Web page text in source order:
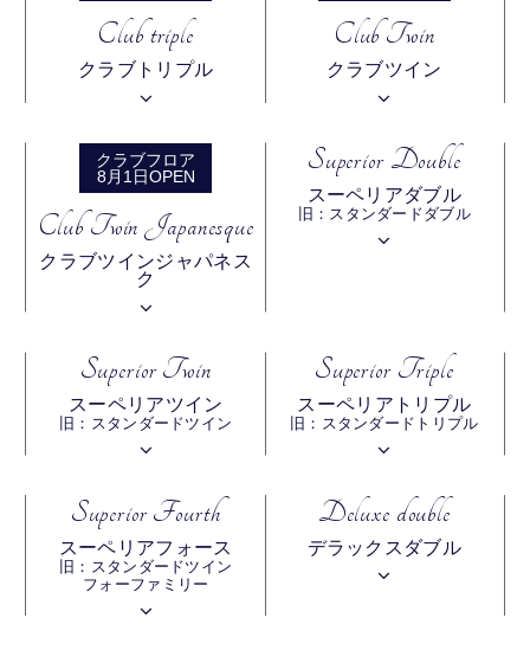
Club triple
クラブトリプル
Club Twin
クラブツイン
クラブフロア
8月1日OPEN
Club Twin Japanesque
クラブツインジャパネス
ク
Superior Double
スーペリアダブル
旧：スタンダードダブル
Superior Twin
スーペリアツイン
旧：スタンダードツイン
Superior Triple
スーペリアトリプル
旧：スタンダードトリプル
Superior Fourth
スーペリアフォース
旧：スタンダードツイン
フォーファミリー
Deluxe double
デラックスダブル